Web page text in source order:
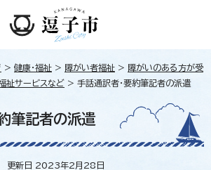
> 健康・福祉 > 障がい者福祉 > 障がいのある方が受
祉サービスなど > 手話通訳者・要約筆記者の派遣
筆記者の派遣
更新日 2023年2月28日